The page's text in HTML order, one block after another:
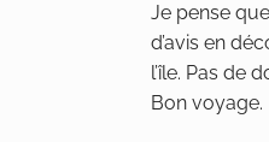
Je pense
d’avis en
l’île. Pas de
Bon voyage.